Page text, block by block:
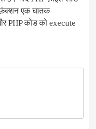
फ़ंक्शन एक घातक
PHP कोड को execute